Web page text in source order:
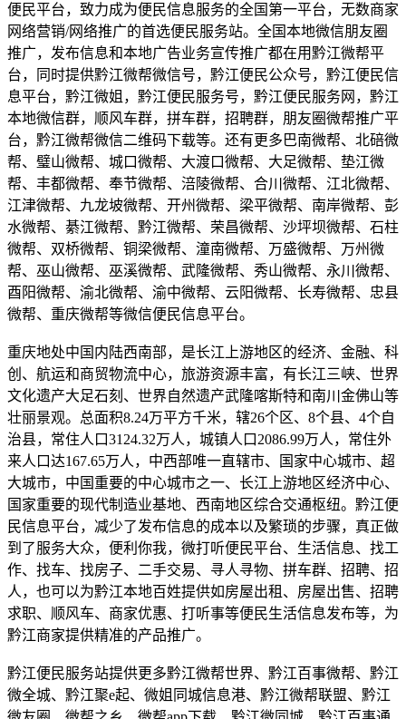
便民平台，致力成为便民信息服务的全国第一平台，无数商家
网络营销/网络推广的首选便民服务站。全国本地微信朋友圈
推广，发布信息和本地广告业务宣传推广都在用黔江微帮平
台，同时提供黔江微帮微信号，黔江便民公众号，黔江便民信
息平台，黔江微姐，黔江便民服务号，黔江便民服务网，黔江
本地微信群，顺风车群，拼车群，招聘群，朋友圈微帮推广平
台，黔江微帮微信二维码下载等。还有更多巴南微帮、北碚微
帮、璧山微帮、城口微帮、大渡口微帮、大足微帮、垫江微
帮、丰都微帮、奉节微帮、涪陵微帮、合川微帮、江北微帮、
江津微帮、九龙坡微帮、开州微帮、梁平微帮、南岸微帮、彭
水微帮、綦江微帮、黔江微帮、荣昌微帮、沙坪坝微帮、石柱
微帮、双桥微帮、铜梁微帮、潼南微帮、万盛微帮、万州微
帮、巫山微帮、巫溪微帮、武隆微帮、秀山微帮、永川微帮、
酉阳微帮、渝北微帮、渝中微帮、云阳微帮、长寿微帮、忠县
微帮、重庆微帮等微信便民信息平台。
重庆地处中国内陆西南部，是长江上游地区的经济、金融、科
创、航运和商贸物流中心，旅游资源丰富，有长江三峡、世界
文化遗产大足石刻、世界自然遗产武隆喀斯特和南川金佛山等
壮丽景观。总面积8.24万平方千米，辖26个区、8个县、4个自
治县，常住人口3124.32万人，城镇人口2086.99万人，常住外
来人口达167.65万人，中西部唯一直辖市、国家中心城市、超
大城市，中国重要的中心城市之一、长江上游地区经济中心、
国家重要的现代制造业基地、西南地区综合交通枢纽。黔江便
民信息平台，减少了发布信息的成本以及繁琐的步骤，真正做
到了服务大众，便利你我，微打听便民平台、生活信息、找工
作、找车、找房子、二手交易、寻人寻物、拼车群、招聘、招
人，也可以为黔江本地百姓提供如房屋出租、房屋出售、招聘
求职、顺风车、商家优惠、打听事等便民生活信息发布等，为
黔江商家提供精准的产品推广。
黔江便民服务站提供更多黔江微帮世界、黔江百事微帮、黔江
微全城、黔江聚e起、微姐同城信息港、黔江微帮联盟、黔江